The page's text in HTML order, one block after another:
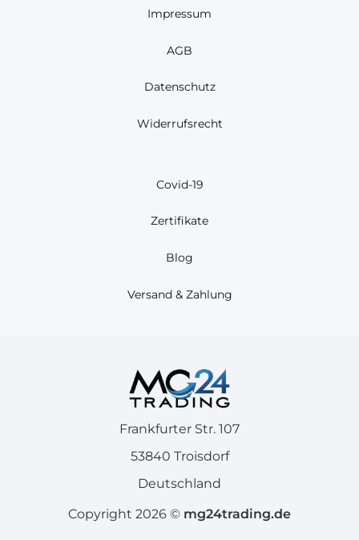
Impressum
AGB
Datenschutz
Widerrufsrecht
Covid-19
Zertifikate
Blog
Versand & Zahlung
Frankfurter Str. 107
53840 Troisdorf
Deutschland
Copyright 2026 © mg24trading.de